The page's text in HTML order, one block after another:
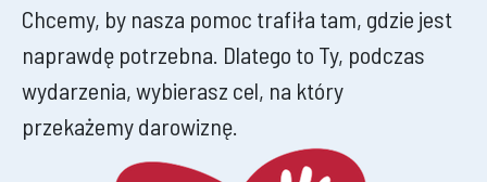
Chcemy, by nasza pomoc trafiła tam, gdzie jest
naprawdę potrzebna. Dlatego to Ty, podczas
wydarzenia, wybierasz cel, na który
przekażemy darowiznę.